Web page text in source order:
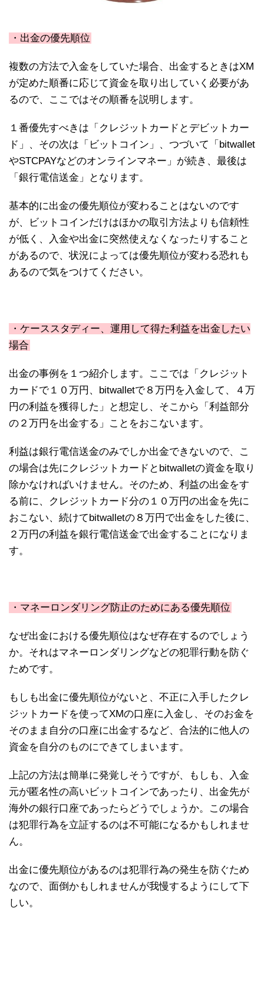
・出金の優先順位
複数の方法で入金をしていた場合、出金するときはXM
が定めた順番に応じて資金を取り出していく必要があ
るので、ここではその順番を説明します。
１番優先すべきは「クレジットカードとデビットカー
ド」、その次は「ビットコイン」、つづいて「bitwallet
やSTCPAYなどのオンラインマネー」が続き、最後は
「銀行電信送金」となります。
基本的に出金の優先順位が変わることはないのです
が、ビットコインだけはほかの取引方法よりも信頼性
が低く、入金や出金に突然使えなくなったりすること
があるので、状況によっては優先順位が変わる恐れも
あるので気をつけてください。
・ケーススタディー、運用して得た利益を出金したい
場合
出金の事例を１つ紹介します。ここでは「クレジット
カードで１０万円、bitwalletで８万円を入金して、４万
円の利益を獲得した」と想定し、そこから「利益部分
の２万円を出金する」ことをおこないます。
利益は銀行電信送金のみでしか出金できないので、こ
の場合は先にクレジットカードとbitwalletの資金を取り
除かなければいけません。そのため、利益の出金をす
る前に、クレジットカード分の１０万円の出金を先に
おこない、続けてbitwalletの８万円で出金をした後に、
２万円の利益を銀行電信送金で出金することになりま
す。
・マネーロンダリング防止のためにある優先順位
なぜ出金における優先順位はなぜ存在するのでしょう
か。それはマネーロンダリングなどの犯罪行動を防ぐ
ためです。
もしも出金に優先順位がないと、不正に入手したクレ
ジットカードを使ってXMの口座に入金し、そのお金を
そのまま自分の口座に出金するなど、合法的に他人の
資金を自分のものにできてしまいます。
上記の方法は簡単に発覚しそうですが、もしも、入金
元が匿名性の高いビットコインであったり、出金先が
海外の銀行口座であったらどうでしょうか。この場合
は犯罪行為を立証するのは不可能になるかもしれませ
ん。
出金に優先順位があるのは犯罪行為の発生を防ぐため
なので、面倒かもしれませんが我慢するようにして下
しい。